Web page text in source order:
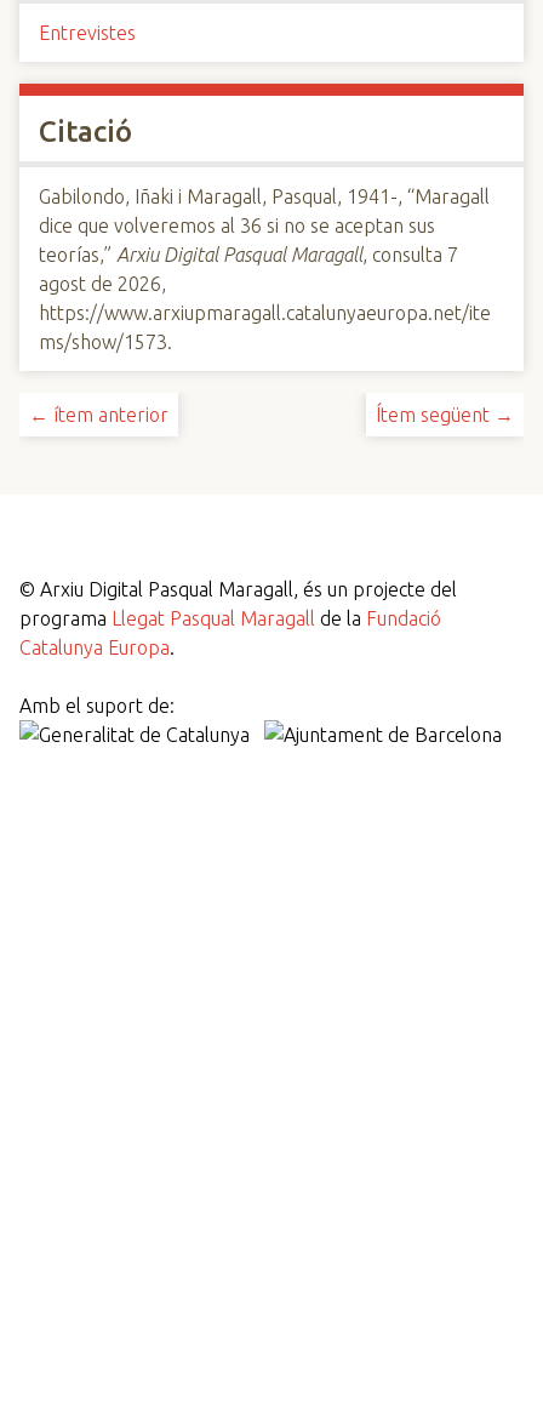
Entrevistes
Citació
Gabilondo, Iñaki i Maragall, Pasqual, 1941-, “Maragall
dice que volveremos al 36 si no se aceptan sus
teorías,” Arxiu Digital Pasqual Maragall, consulta 7
agost de 2026,
https://www.arxiupmaragall.catalunyaeuropa.net/ite
ms/show/1573.
← ítem anterior Ítem següent →
© Arxiu Digital Pasqual Maragall, és un projecte del
programa Llegat Pasqual Maragall de la Fundació
Catalunya Europa.
Amb el suport de: